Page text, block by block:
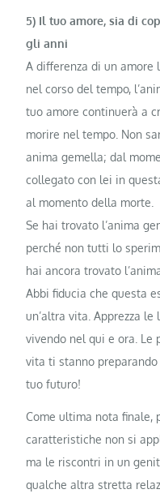
5) Il tuo amore, sia di
gli anni
A differenza di un amore
nel corso del tempo,
tuo amore continuerà a
morire nel tempo. Non
anima gemella; dal
collegato con lei in
al momento della morte.
Se hai trovato l’anima
perché non tutti lo
hai ancora trovato
Abbi fiducia che questa
un’altra vita. Apprezza
vivendo nel qui e ora. Le
vita ti stanno
tuo futuro!
Come ultima nota finale,
caratteristiche non si
ma le riscontri in un
qualche altra stretta